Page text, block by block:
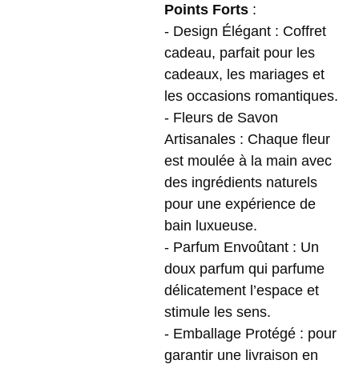
Points Forts :
- Design Élégant : Coffret
cadeau, parfait pour les
cadeaux, les mariages et
les occasions romantiques.
- Fleurs de Savon
Artisanales : Chaque fleur
est moulée à la main avec
des ingrédients naturels
pour une expérience de
bain luxueuse.
- Parfum Envoûtant : Un
doux parfum qui parfume
délicatement l’espace et
stimule les sens.
- Emballage Protégé : pour
garantir une livraison en